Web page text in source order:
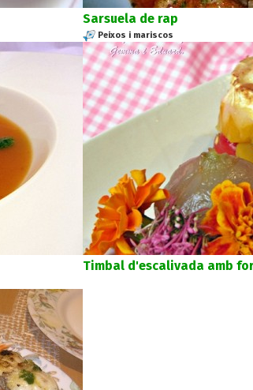
Sarsuela de rap
Peixos i mariscos
Timbal d'escalivada amb